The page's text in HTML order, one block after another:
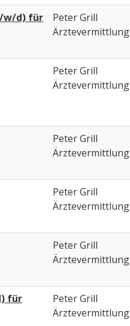
w/d) für
Peter Grill
Ärztevermittlung
Peter Grill
Ärztevermittlung
Peter Grill
Ärztevermittlung
Peter Grill
Ärztevermittlung
Peter Grill
Ärztevermittlung
für
Peter Grill
Ärztevermittlung